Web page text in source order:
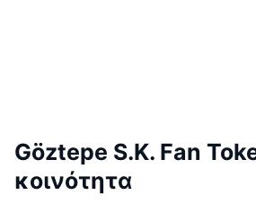
Göztepe S.K. Fan
κοινότητα